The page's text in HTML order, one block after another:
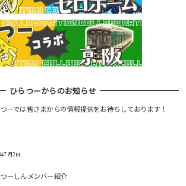
ひらつーからのお知らせ
ーでは皆さまからの情報提供をお待ちしております！
7月2日
ーしんメンバー紹介